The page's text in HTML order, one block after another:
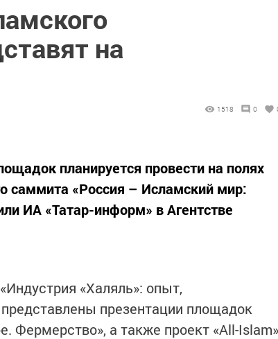
на
1518 0
планируется провести на полях
саммита «Россия – Исламский мир:
ИА «Татар-информ» в Агентстве
«Халяль»: опыт,
презентации площадок
Фермерство», а также проект «All-Islam»